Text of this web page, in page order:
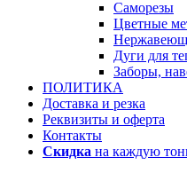
Саморезы
Цветные
Дуги для
Заборы,
ПОЛИТИКА
Доставка и резка
Реквизиты и оферта
Контакты
Скидка на каждую